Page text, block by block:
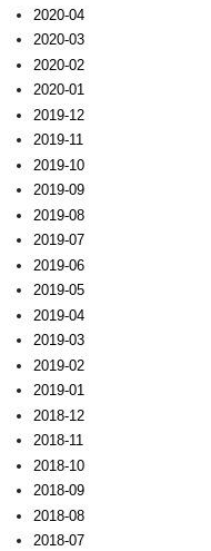
2020-04
2020-03
2020-02
2020-01
2019-12
2019-11
2019-10
2019-09
2019-08
2019-07
2019-06
2019-05
2019-04
2019-03
2019-02
2019-01
2018-12
2018-11
2018-10
2018-09
2018-08
2018-07